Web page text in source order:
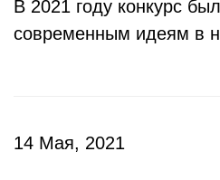
В 2021 году конкурс
современным идеям в
14 Мая, 2021